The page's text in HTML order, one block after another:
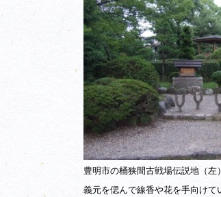
豊明市の桶狭間古戦場伝説地（
義元を偲んで線香や花を手向けて